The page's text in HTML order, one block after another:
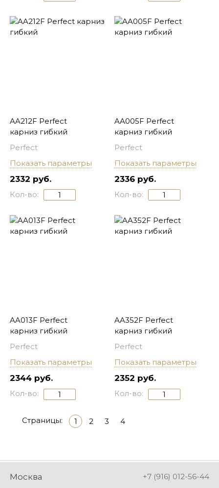
AA212F Perfect
карниз гибкий
Perfect
Показать параметры
2332 руб.
Кол-во:
AA005F Perfect
карниз гибкий
Perfect
Показать параметры
2336 руб.
Кол-во:
AA013F Perfect
карниз гибкий
Perfect
Показать параметры
2344 руб.
Кол-во:
AA352F Perfect
карниз гибкий
Perfect
Показать параметры
2352 руб.
Кол-во:
Страницы: 1 2 3 4
Москва
+7 (916) 012-56-44